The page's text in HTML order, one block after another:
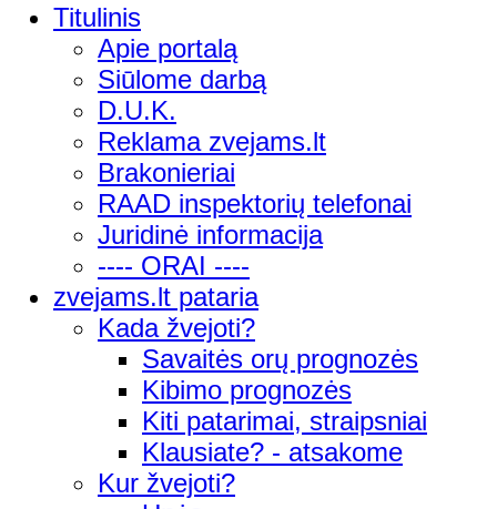
Titulinis
Apie portalą
Siūlome darbą
D.U.K.
Reklama zvejams.lt
Brakonieriai
RAAD inspektorių telefonai
Juridinė informacija
---- ORAI ----
zvejams.lt pataria
Kada žvejoti?
Savaitės orų prognozės
Kibimo prognozės
Kiti patarimai, straipsniai
Klausiate? - atsakome
Kur žvejoti?